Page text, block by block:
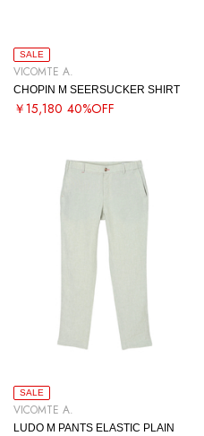
SALE
VICOMTE A.
CHOPIN M SEERSUCKER SHIRT
￥15,180 40%OFF
SALE
VICOMTE A.
LUDO M PANTS ELASTIC PLAIN